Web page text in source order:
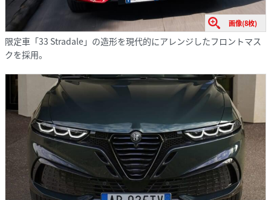
画像(8枚)
限定車「33 Stradale」の造形を現代的にアレンジしたフロントマス
クを採用。